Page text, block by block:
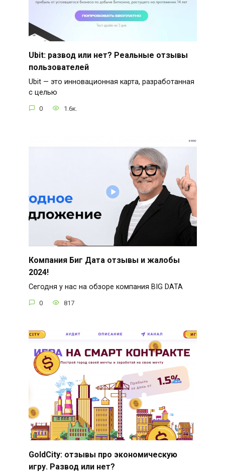
Ubit: развод или нет? Реальные отзывы
пользователей
Ubit — это инновационная карта, разработанная
с целью
0 1.6к.
Компания Биг Дата отзывы и жалобы
2024!
Сегодня у нас на обзоре компания BIG DATA
0 817
GoldCity: отзывы про экономическую
игру. Развод или нет?